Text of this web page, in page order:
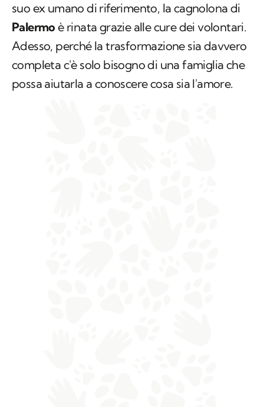
suo ex umano di riferimento, la cagnolona di
Palermo è rinata grazie alle cure dei volontari.
Adesso, perché la trasformazione sia davvero
completa c'è solo bisogno di una famiglia che
possa aiutarla a conoscere cosa sia l'amore.